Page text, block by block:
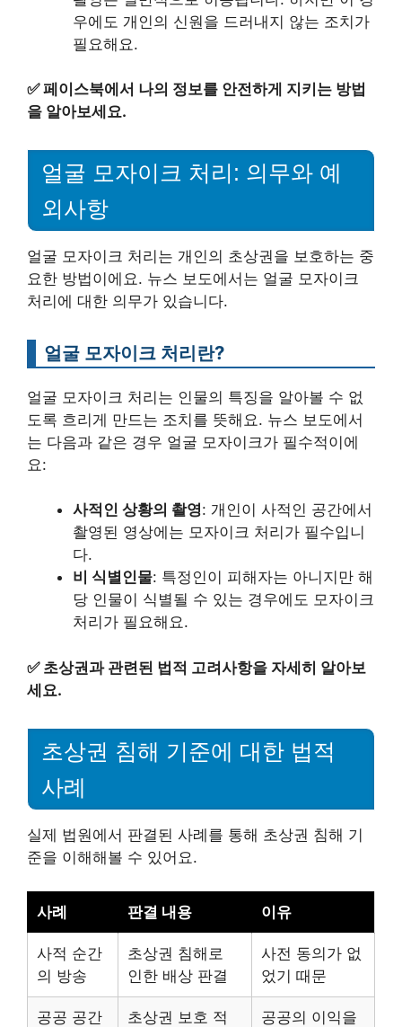
우에도 개인의 신원을 드러내지 않는 조치가
필요해요.
✅페이스북에서 나의 정보를 안전하게 지키는 방법
을 알아보세요.
얼굴 모자이크 처리: 의무와 예
외사항
얼굴 모자이크 처리는 개인의 초상권을 보호하는 중
요한 방법이에요. 뉴스 보도에서는 얼굴 모자이크
처리에 대한 의무가 있습니다.
얼굴 모자이크 처리란?
얼굴 모자이크 처리는 인물의 특징을 알아볼 수 없
도록 흐리게 만드는 조치를 뜻해요. 뉴스 보도에서
는 다음과 같은 경우 얼굴 모자이크가 필수적이에
요:
사적인 상황의 촬영: 개인이 사적인 공간에서
촬영된 영상에는 모자이크 처리가 필수입니
다.
비 식별인물: 특정인이 피해자는 아니지만 해
당 인물이 식별될 수 있는 경우에도 모자이크
처리가 필요해요.
✅ 초상권과 관련된 법적 고려사항을 자세히 알아보
세요.
초상권 침해 기준에 대한 법적
사례
실제 법원에서 판결된 사례를 통해 초상권 침해 기
준을 이해해볼 수 있어요.
사례 판결 내용 이유
사적 순간
의 방송
초상권 침해로
인한 배상 판결
사전 동의가 없
었기 때문
공공 공간
초상권 보호 적
공공의 이익을